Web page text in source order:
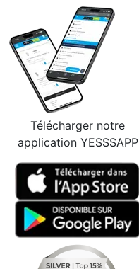
Télécharger notre
application YESSSAPP